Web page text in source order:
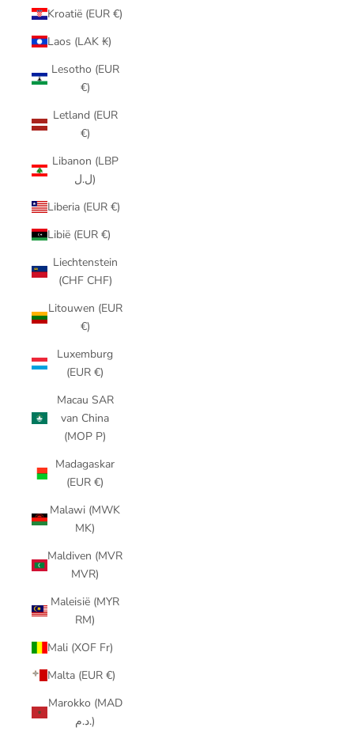
Kroatië (EUR €)
Laos (LAK ₭)
Lesotho (EUR
€)
Letland (EUR
€)
Libanon (LBP
ل.ل)
Liberia (EUR €)
Libië (EUR €)
Liechtenstein
(CHF CHF)
Litouwen (EUR
€)
Luxemburg
(EUR €)
Macau SAR
van China
(MOP P)
Madagaskar
(EUR €)
Malawi (MWK
MK)
Maldiven (MVR
MVR)
Maleisië (MYR
RM)
Mali (XOF Fr)
Malta (EUR €)
Marokko (MAD
د.م.)